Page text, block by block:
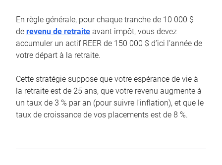
En règle générale, pour chaque tranche de 10 000 $
de revenu de retraite avant impôt, vous devez
accumuler un actif REER de 150 000 $ d’ici l’année de
votre départ à la retraite.
Cette stratégie suppose que votre espérance de vie à
la retraite est de 25 ans, que votre revenu augmente à
un taux de 3 % par an (pour suivre l’inflation), et que le
taux de croissance de vos placements est de 8 %.